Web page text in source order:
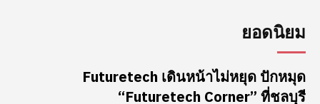
ยอดนิยม
Futuretech เดินหน้าไม่หยุด ปักหมุด
“Futuretech Corner” ที่ชลบุรี